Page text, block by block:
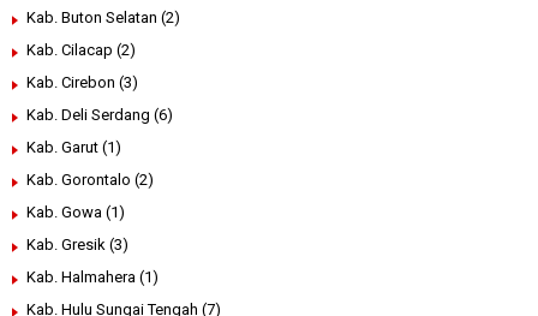
Kab. Buton Selatan (2)
Kab. Cilacap (2)
Kab. Cirebon (3)
Kab. Deli Serdang (6)
Kab. Garut (1)
Kab. Gorontalo (2)
Kab. Gowa (1)
Kab. Gresik (3)
Kab. Halmahera (1)
Kab. Hulu Sungai Tengah (7)